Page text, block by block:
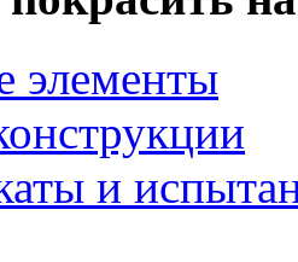
элементы
и